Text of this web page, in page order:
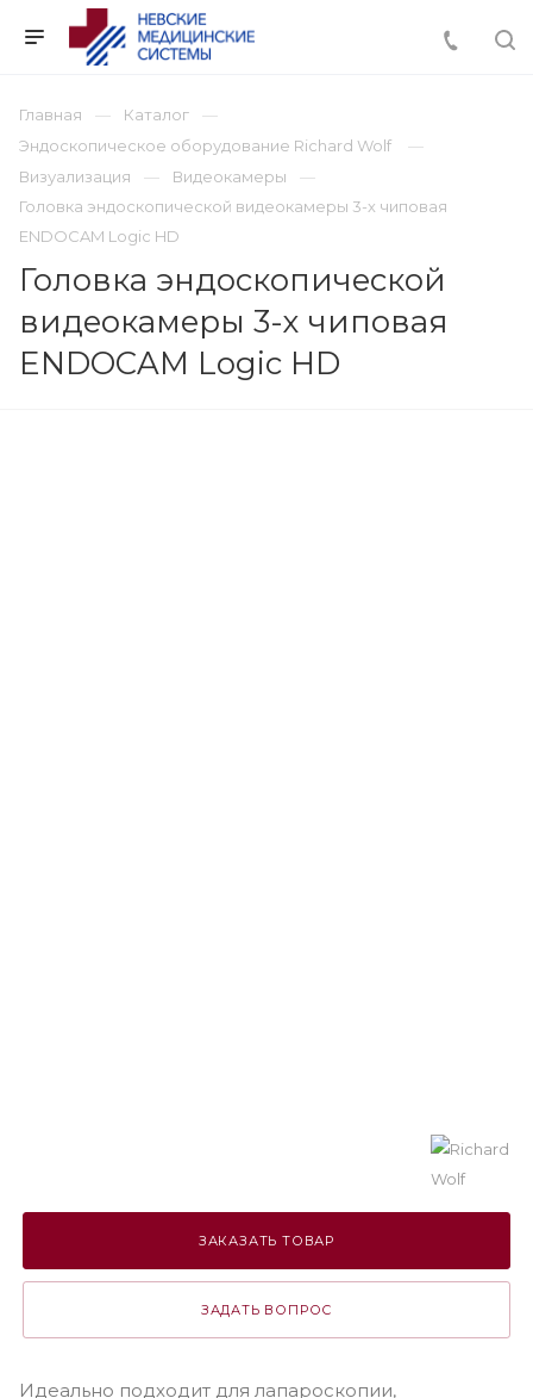
Главная
Каталог
Эндоскопическое оборудование Richard Wolf
Визуализация
Видеокамеры
Головка эндоскопической видеокамеры 3-х чиповая
ENDOCAM Logic HD
Головка эндоскопической
видеокамеры 3-х чиповая
ENDOCAM Logic HD
ЗАКАЗАТЬ ТОВАР
ЗАДАТЬ ВОПРОС
Идеально подходит для лапароскопии,